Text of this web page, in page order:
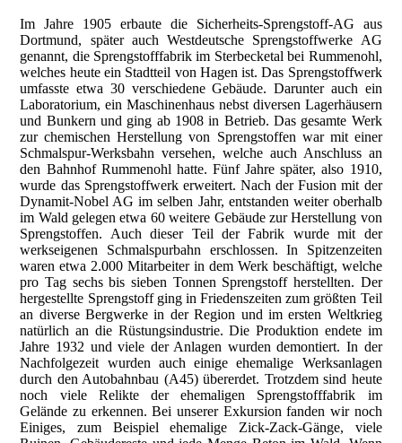
Im Jahre 1905 erbaute die Sicherheits-Sprengstoff-AG aus
Dortmund, später auch Westdeutsche Sprengstoffwerke AG
genannt, die Sprengstofffabrik im Sterbecketal bei Rummenohl,
welches heute ein Stadtteil von Hagen ist. Das Sprengstoffwerk
umfasste etwa 30 verschiedene Gebäude. Darunter auch ein
Laboratorium, ein Maschinenhaus nebst diversen Lagerhäusern
und Bunkern und ging ab 1908 in Betrieb. Das gesamte Werk
zur chemischen Herstellung von Sprengstoffen war mit einer
Schmalspur-Werksbahn versehen, welche auch Anschluss an
den Bahnhof Rummenohl hatte. Fünf Jahre später, also 1910,
wurde das Sprengstoffwerk erweitert. Nach der Fusion mit der
Dynamit-Nobel AG im selben Jahr, entstanden weiter oberhalb
im Wald gelegen etwa 60 weitere Gebäude zur Herstellung von
Sprengstoffen. Auch dieser Teil der Fabrik wurde mit der
werkseigenen Schmalspurbahn erschlossen. In Spitzenzeiten
waren etwa 2.000 Mitarbeiter in dem Werk beschäftigt, welche
pro Tag sechs bis sieben Tonnen Sprengstoff herstellten. Der
hergestellte Sprengstoff ging in Friedenszeiten zum größten Teil
an diverse Bergwerke in der Region und im ersten Weltkrieg
natürlich an die Rüstungsindustrie. Die Produktion endete im
Jahre 1932 und viele der Anlagen wurden demontiert. In der
Nachfolgezeit wurden auch einige ehemalige Werksanlagen
durch den Autobahnbau (A45) übererdet. Trotzdem sind heute
noch viele Relikte der ehemaligen Sprengstofffabrik im
Gelände zu erkennen. Bei unserer Exkursion fanden wir noch
Einiges, zum Beispiel ehemalige Zick-Zack-Gänge, viele